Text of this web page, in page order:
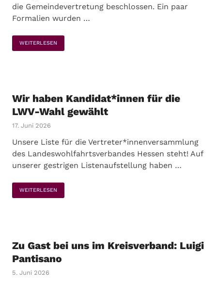
die Gemeindevertretung beschlossen. Ein paar
Formalien wurden …
WEITERLESEN
Wir haben Kandidat*innen für die
LWV-Wahl gewählt
17. Juni 2026
Unsere Liste für die Vertreter*innenversammlung
des Landeswohlfahrtsverbandes Hessen steht! Auf
unserer gestrigen Listenaufstellung haben …
WEITERLESEN
Zu Gast bei uns im Kreisverband: Luigi
Pantisano
5. Juni 2026